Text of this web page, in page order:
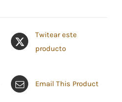
Twitear este
producto
Email This Product